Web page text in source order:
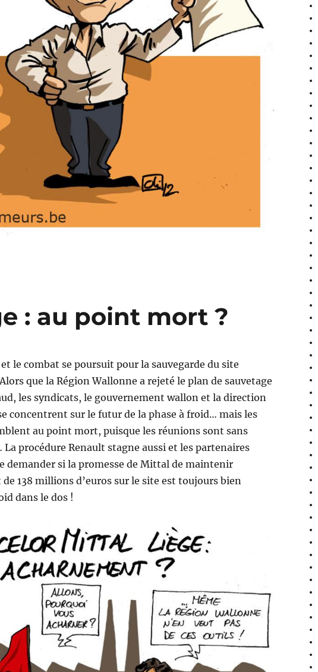
: au point mort ?
le combat se poursuit pour la sauvegarde du site
que la Région Wallonne a rejeté le plan de sauvetage
les syndicats, le gouvernement wallon et la direction
concentrent sur le futur de la phase à froid… mais les
au point mort, puisque les réunions sont sans
La procédure Renault stagne aussi et les partenaires
demander si la promesse de Mittal de maintenir
138 millions d’euros sur le site est toujours bien
dans le dos !